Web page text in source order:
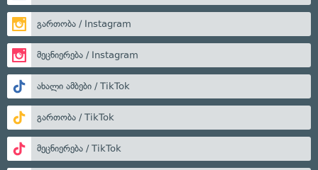
გართობა / Instagram
მეცნიერება / Instagram
ახალი ამბები / TikTok
გართობა / TikTok
მეცნიერება / TikTok